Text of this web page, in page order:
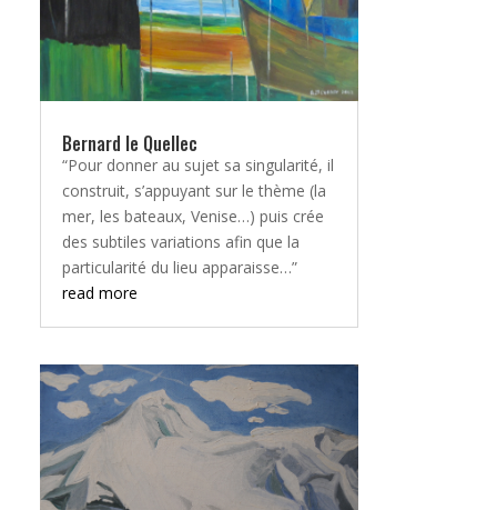
Bernard le Quellec
“Pour donner au sujet sa singularité, il
construit, s’appuyant sur le thème (la
mer, les bateaux, Venise…) puis crée
des subtiles variations afin que la
particularité du lieu apparaisse…”
read more